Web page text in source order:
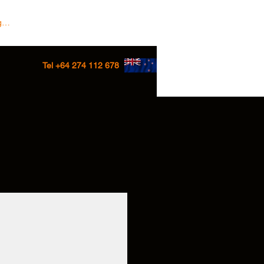
In/Sign up
Tel +64 274 112 678